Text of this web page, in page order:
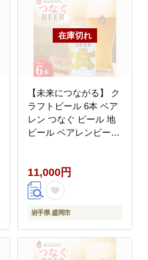
【未来につながる】 ク
ラフトビール 6本 ベア
レン つなぐ ビール 地
ビール ベアレンビール
缶ビール お試し 飲料
飲み物 夕飯 お土産 手
土産 プレゼント ギフト
岩手県 盛岡市 東北 岩
ン醸造所 baeren004
11,000円
岩手県 盛岡市